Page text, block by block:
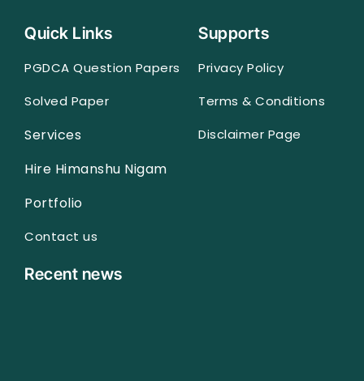
Quick Links
PGDCA Question Papers
Solved Paper
Services
Hire Himanshu Nigam
Portfolio
Contact us
Supports
Privacy Policy
Terms & Conditions
Disclaimer Page
Recent news